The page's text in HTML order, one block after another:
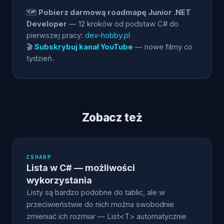
🗺️ Pobierz darmową roadmapę Junior .NET
Developer — 12 kroków od podstaw C# do
pierwszej pracy: dev-hobby.pl
🎬 Subskrybuj kanał YouTube — nowe filmy co
tydzień.
Zobacz też
CSHARP
Lista w C# — możliwości
wykorzystania
Listy są bardzo podobne do tablic, ale w
przeciwieństwie do nich można swobodnie
zmieniać ich rozmiar — List<T> automatycznie